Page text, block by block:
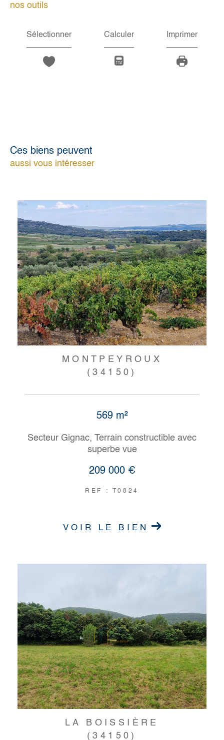
nos outils
Sélectionner Calculer Imprimer
Ces biens peuvent
aussi vous intéresser
MONTPEYROUX
(34150)
569 m²
Secteur Gignac, Terrain constructible avec
superbe vue
209 000 €
REF : T0824
VOIR LE BIEN
LA BOISSIÈRE
(34150)